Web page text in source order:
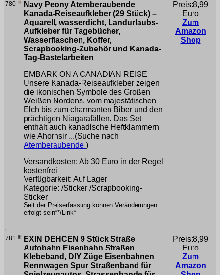
780
Navy Peony Atemberaubende
Kanada-Reiseaufkleber (29 Stück) –
Aquarell, wasserdicht, Landurlaubs-
Aufkleber für Tagebücher,
Wasserflaschen, Koffer,
Scrapbooking-Zubehör und Kanada-
Tag-Bastelarbeiten
EMBARK ON A CANADIAN REISE -
Unsere Kanada-Reiseaufkleber zeigen
die ikonischen Symbole des Großen
Weißen Nordens, vom majestätischen
Elch bis zum charmanten Biber und den
prächtigen Niagarafällen. Das Set
enthält auch kanadische Heftklammern
wie Ahornsir ...(Suche nach
Atemberaubende )
Versandkosten: Ab 30 Euro in der Regel
kostenfrei
Verfügbarkeit: Auf Lager
Kategorie: /Sticker /Scrapbooking-
Sticker
Seit der Preiserfassung können Veränderungen
erfolgt sein**/Link*
Preis:8,99
Euro
Zum
Amazon
Shop
781
EXIN DEHCEN 9 Stück Straße
Autobahn Eisenbahn Straßen
Klebeband, DIY Züge Eisenbahnen
Rennwagen Spur Straßenband für
Preis:8,99
Euro
Zum
Amazon